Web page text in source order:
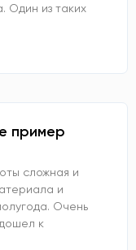
Один из таких
пример
сложная и
и
Очень
к